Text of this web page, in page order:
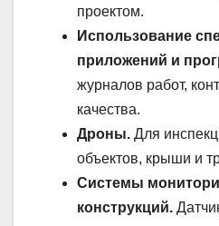
проектом.
Использование
приложений и
журналов работ,
качества.
Дроны. Для
объектов, крыши и
Системы
конструкций.